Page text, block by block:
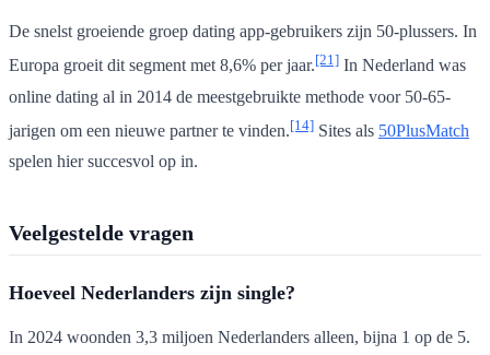
De snelst groeiende groep dating app-gebruikers zijn 50-plussers. In
Europa groeit dit segment met 8,6% per jaar.[21] In Nederland was
online dating al in 2014 de meestgebruikte methode voor 50-65-
jarigen om een nieuwe partner te vinden.[14] Sites als 50PlusMatch
spelen hier succesvol op in.
Veelgestelde vragen
Hoeveel Nederlanders zijn single?
In 2024 woonden 3,3 miljoen Nederlanders alleen, bijna 1 op de 5.